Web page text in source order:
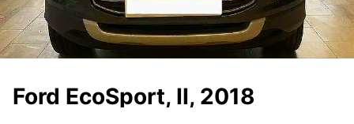
Ford EcoSport, II, 2018